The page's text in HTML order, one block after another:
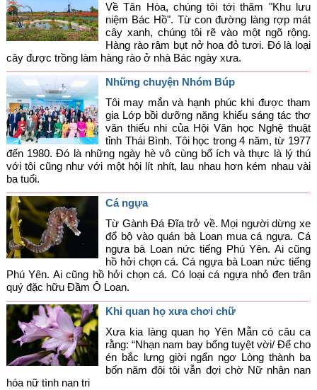
Góc chia sẻ
Liên hệ
Tìm kiếm
Về Tân Hòa, chúng tôi tới thăm "Khu lưu
niệm Bác Hồ". Từ con đường làng rợp mát
cây xanh, chúng tôi rẽ vào một ngõ rộng.
Hàng rào râm bụt nở hoa đỏ tươi. Đó là loại
cây được trồng làm hàng rào ở nhà Bác ngày xưa.
Những chuyện Nhóm Búp
Tôi may mắn và hạnh phúc khi được tham
gia Lớp bồi dưỡng năng khiếu sáng tác thơ
văn thiếu nhi của Hội Văn học Nghệ thuật
tỉnh Thái Bình. Tôi học trong 4 năm, từ 1977
đến 1980. Đó là những ngày hè vô cùng bổ ích và thực là lý thú
với tôi cũng như với một hội lít nhít, lau nhau hơn kém nhau vài
ba tuổi.
Cá ngựa
Từ Gành Đá Đĩa trở về. Mọi người dừng xe
đổ bộ vào quán bà Loan mua cá ngựa. Cá
ngựa bà Loan nức tiếng Phú Yên. Ai cũng
hồ hởi chọn cá. Cá ngựa bà Loan nức tiếng
Phú Yên. Ai cũng hồ hởi chọn cá. Có loại cá ngựa nhỏ đen trân
quý đặc hữu Đầm Ô Loan.
Khi quan họ xưa chơi chữ
Xưa kia làng quan họ Yên Mẫn có câu ca
rằng: “Nhạn nam bay bổng tuyệt vời/ Để cho
én bắc lưng giời ngẩn ngơ Lòng thành ba
bốn năm đôi tôi vẫn đợi chờ Nữ nhân nan
hóa nữ tình nan tri